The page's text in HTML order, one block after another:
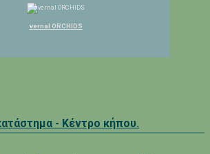
vernal ORCHIDS
- Κέντρο κήπου.